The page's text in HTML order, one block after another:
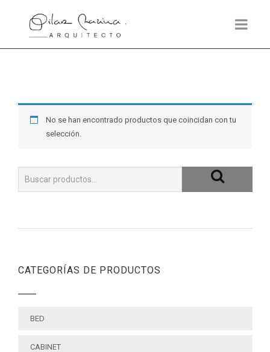
No se han encontrado productos que coincidan con tu
selección.
CATEGORÍAS DE PRODUCTOS
BED
CABINET